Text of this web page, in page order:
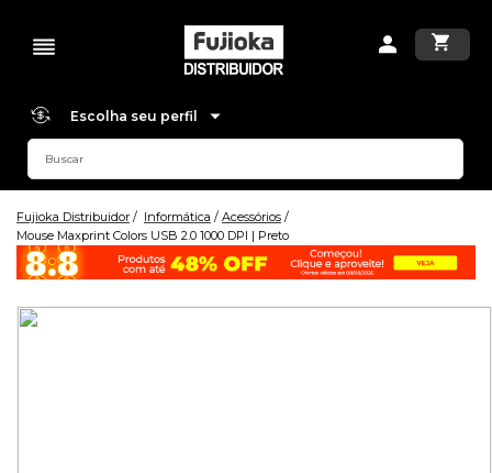
Escolha seu perfil
Fujioka Distribuidor Informática
Acessórios
Mouse Maxprint Colors USB 2.0 1000 DPI | Preto